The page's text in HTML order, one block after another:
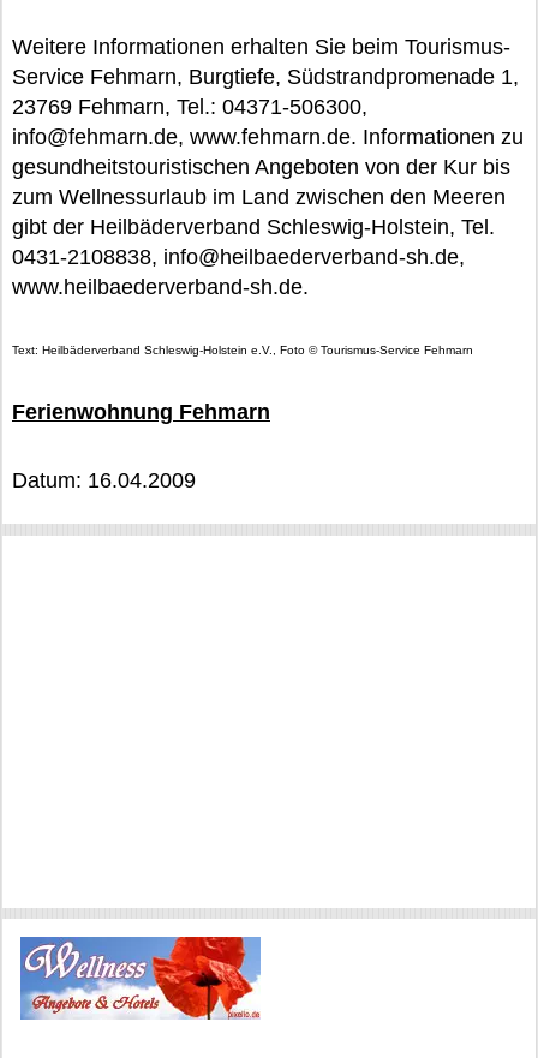
Weitere Informationen erhalten Sie beim Tourismus-
Service Fehmarn, Burgtiefe, Südstrandpromenade 1,
23769 Fehmarn, Tel.: 04371-506300,
info@fehmarn.de, www.fehmarn.de. Informationen zu
gesundheitstouristischen Angeboten von der Kur bis
zum Wellnessurlaub im Land zwischen den Meeren
gibt der Heilbäderverband Schleswig-Holstein, Tel.
0431-2108838, info@heilbaederverband-sh.de,
www.heilbaederverband-sh.de.
Text: Heilbäderverband Schleswig-Holstein e.V., Foto © Tourismus-Service Fehmarn
Ferienwohnung Fehmarn
Datum: 16.04.2009